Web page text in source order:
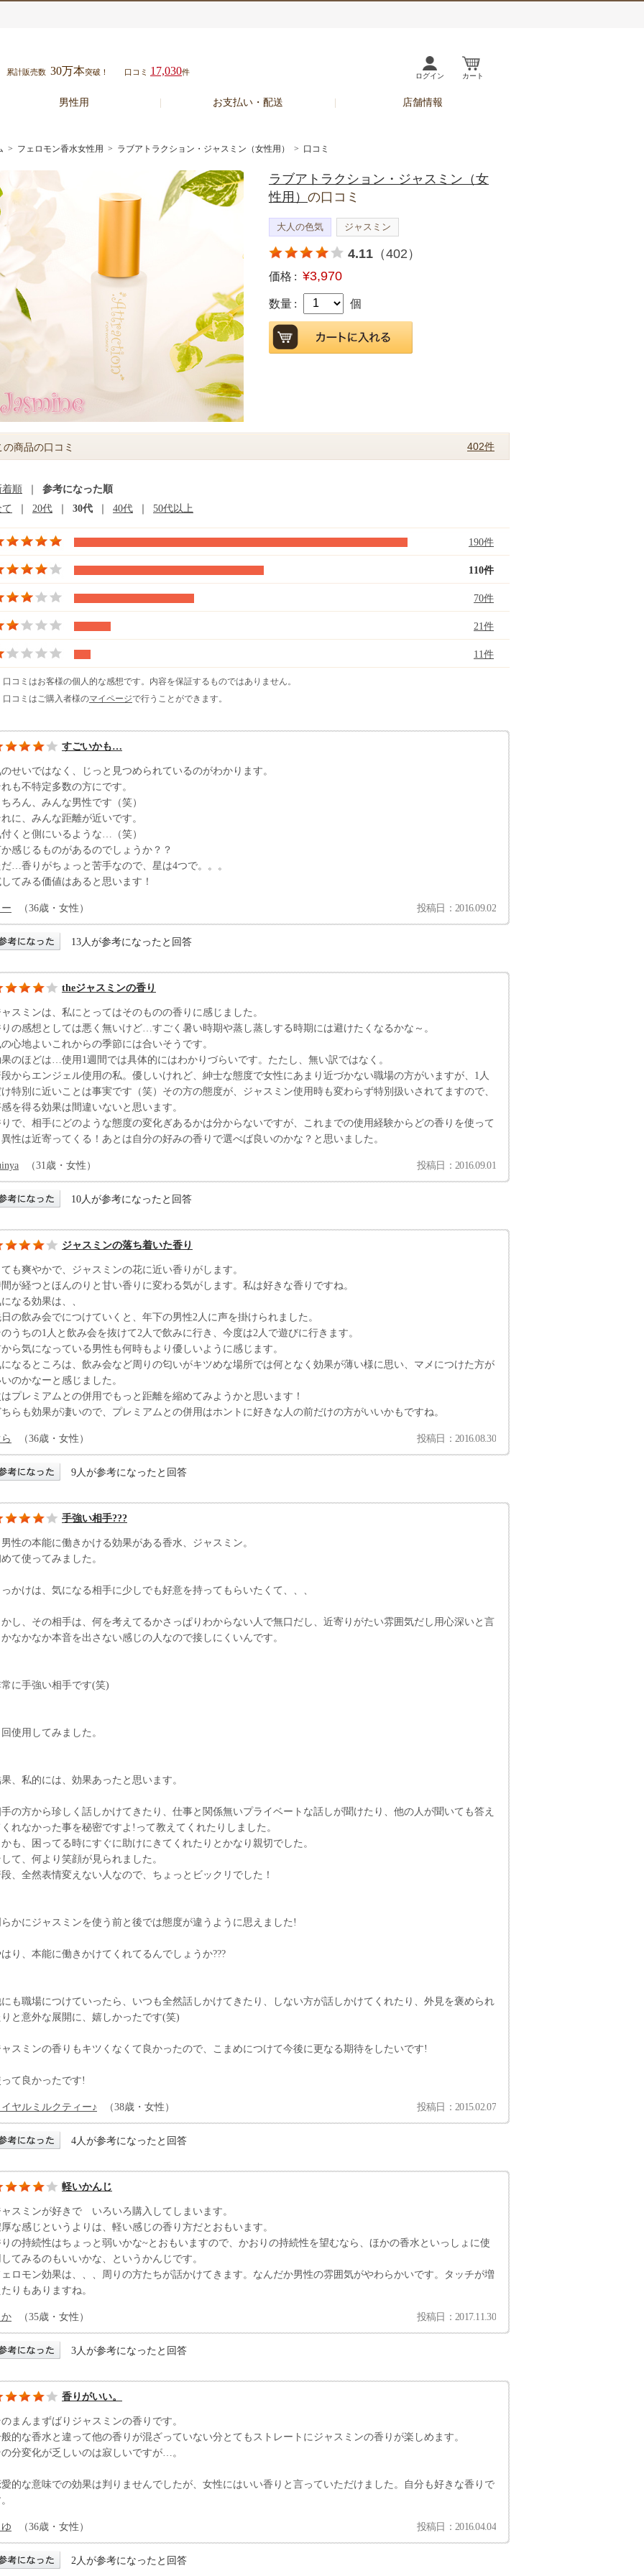
累計販売数 30万本突破！ 口コミ 17,030件 ログイン カート
男性用 お支払い・配送 店舗情報
> フェロモン香水女性用 > ラブアトラクション・ジャスミン（女性用） > 口コミ
ラブアトラクション・ジャスミン（女
性用） の口コミ
大人の色気 ジャスミン
4.11 （402）
価格 : ¥3,970
数量 : 個
の商品の口コミ 402件
着順
参考になった順
20代 30代 40代 50代以上
190件
110件
70件
21件
11件
コミはお客様の個人的な感想です。内容を保証するものではありません。
コミはご購入者様のマイページで行うことができます。
すごいかも…
せいではなく、じっと見つめられているのがわかります。
も不特定多数の方にです。
ろん、みんな男性です（笑）
に、みんな距離が近いです。
くと側にいるような…（笑）
感じるものがあるのでしょうか？？
…香りがちょっと苦手なので、星は4つで。。。
てみる価値はあると思います！
（36歳・女性） 投稿日：2016.09.02
13人が参考になったと回答
theジャスミンの香り
スミンは、私にとってはそのものの香りに感じました。
の感想としては悪く無いけど…すごく暑い時期や蒸し蒸しする時期には避けたくなるかな～。
心地よいこれからの季節には合いそうです。
のほどは…使用1週間では具体的にはわかりづらいです。たたし、無い訳ではなく。
からエンジェル使用の私。優しいけれど、紳士な態度で女性にあまり近づかない職場の方がいますが、1人
特別に近いことは事実です（笑）その方の態度が、ジャスミン使用時も変わらず特別扱いされてますので、
を得る効果は間違いないと思います。
で、相手にどのような態度の変化ぎあるかは分からないですが、これまでの使用経験からどの香りを使って
性は近寄ってくる！あとは自分の好みの香りで選べば良いのかな？と思いました。
（31歳・女性） 投稿日：2016.09.01
10人が参考になったと回答
ジャスミンの落ち着いた香り
も爽やかで、ジャスミンの花に近い香りがします。
が経つとほんのりと甘い香りに変わる気がします。私は好きな香りですね。
なる効果は、、
の飲み会でにつけていくと、年下の男性2人に声を掛けられました。
うちの1人と飲み会を抜けて2人で飲みに行き、今度は2人で遊びに行きます。
ら気になっている男性も何時もより優しいように感じます。
なるところは、飲み会など周りの匂いがキツめな場所では何となく効果が薄い様に思い、マメにつけた方が
のかなーと感じました。
プレミアムとの併用でもっと距離を縮めてみようかと思います！
らも効果が凄いので、プレミアムとの併用はホントに好きな人の前だけの方がいいかもですね。
（36歳・女性） 投稿日：2016.08.30
9人が参考になったと回答
手強い相手???
の本能に働きかける効果がある香水、ジャスミン。
て使ってみました。
かけは、気になる相手に少しでも好意を持ってもらいたくて、、、
し、その相手は、何を考えてるかさっぱりわからない人で無口だし、近寄りがたい雰囲気だし用心深いと言
なかなか本音を出さない感じの人なので接しにくいんです。
に手強い相手です(笑)
使用してみました。
、私的には、効果あったと思います。
の方から珍しく話しかけてきたり、仕事と関係無いプライベートな話しが聞けたり、他の人が聞いても答え
れなかった事を秘密ですよ!って教えてくれたりしました。
も、困ってる時にすぐに助けにきてくれたりとかなり親切でした。
て、何より笑顔が見られました。
、全然表情変えない人なので、ちょっとビックリでした！
かにジャスミンを使う前と後では態度が違うように思えました!
り、本能に働きかけてくれてるんでしょうか???
も職場につけていったら、いつも全然話しかけてきたり、しない方が話しかけてくれたり、外見を褒められ
と意外な展開に、嬉しかったです(笑)
スミンの香りもキツくなくて良かったので、こまめにつけて今後に更なる期待をしたいです!
て良かったです!
ヤルミルクティー♪ （38歳・女性） 投稿日：2015.02.07
4人が参考になったと回答
軽いかんじ
スミンが好きで いろいろ購入してしまいます。
な感じというよりは、軽い感じの香り方だとおもいます。
の持続性はちょっと弱いかな~とおもいますので、かおりの持続性を望むなら、ほかの香水といっしょに使
てみるのもいいかな、というかんじです。
ロモン効果は、、、周りの方たちが話かけてきます。なんだか男性の雰囲気がやわらかいです。タッチが増
りもありますね。
（35歳・女性） 投稿日：2017.11.30
3人が参考になったと回答
香りがいい。
まんまずばりジャスミンの香りです。
的な香水と違って他の香りが混ざっていない分とてもストレートにジャスミンの香りが楽しめます。
分変化が乏しいのは寂しいですが…。
的な意味での効果は判りませんでしたが、女性にはいい香りと言っていただけました。自分も好きな香りで
（36歳・女性） 投稿日：2016.04.04
2人が参考になったと回答